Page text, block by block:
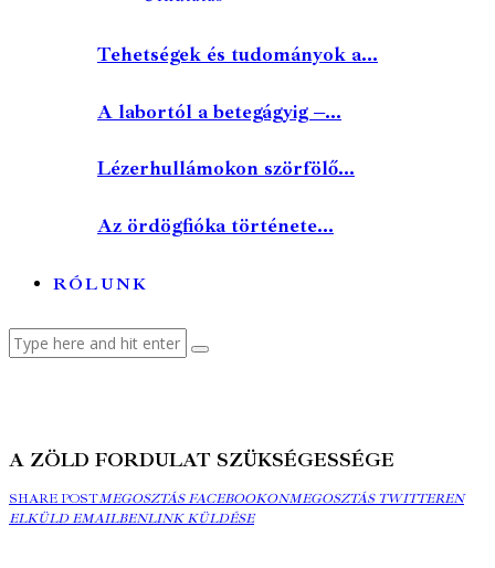
Tehetségek és tudományok a...
A labortól a betegágyig –...
Lézerhullámokon szörfölő...
Az ördögfióka története...
RÓLUNK
A ZÖLD FORDULAT SZÜKSÉGESSÉGE
SHARE POSTMEGOSZTÁS
FACEBOOKON
MEGOSZTÁS FACEBOOKONMEGOSZTÁS
MEGOSZTÁS TWITTEREN
ELKÜLD EMAILBENCOPY
LINK KÜLDÉSE